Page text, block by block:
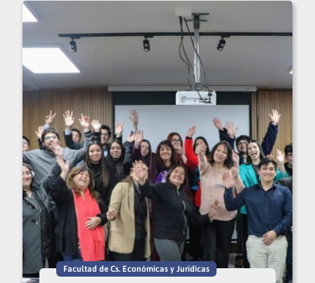
Facultad de Cs. Económicas y Jurídicas